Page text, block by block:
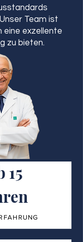
Team ist
eine exzellente
zu bieten.
15